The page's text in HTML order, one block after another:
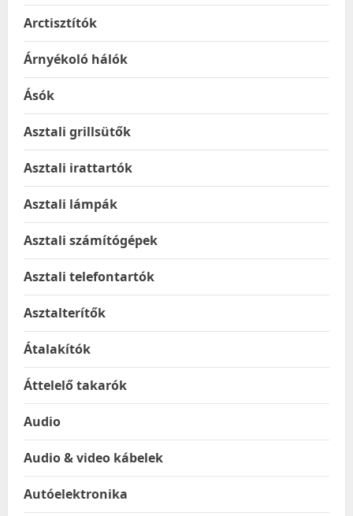
Arctisztítók
Árnyékoló hálók
Ásók
Asztali grillsütők
Asztali irattartók
Asztali lámpák
Asztali számítógépek
Asztali telefontartók
Asztalterítők
Átalakítók
Áttelelő takarók
Audio
Audio & video kábelek
Autóelektronika